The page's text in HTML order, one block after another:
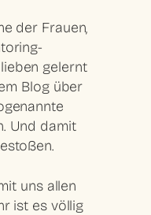
der Frauen,
gelernt
Blog über
Und damit
uns allen
ist es völlig